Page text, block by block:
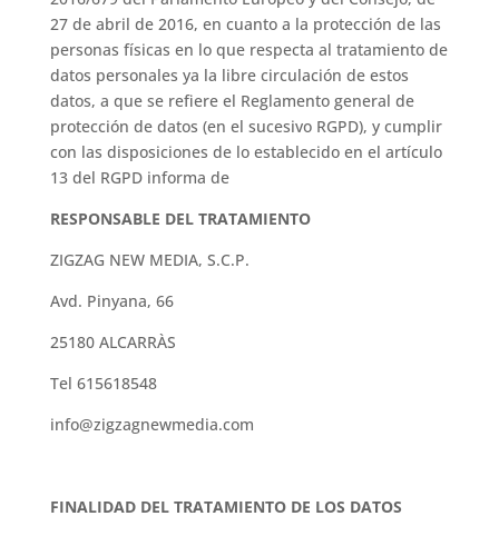
27 de abril de 2016, en cuanto a la protección de las
personas físicas en lo que respecta al tratamiento de
datos personales ya la libre circulación de estos
datos, a que se refiere el Reglamento general de
protección de datos (en el sucesivo RGPD), y cumplir
con las disposiciones de lo establecido en el artículo
13 del RGPD informa de
RESPONSABLE DEL TRATAMIENTO
ZIGZAG NEW MEDIA, S.C.P.
Avd. Pinyana, 66
25180 ALCARRÀS
Tel 615618548
info@zigzagnewmedia.com
FINALIDAD DEL TRATAMIENTO DE LOS DATOS